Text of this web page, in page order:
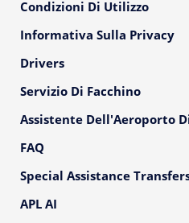
Condizioni Di Utilizzo
Informativa Sulla Privacy
Drivers
Servizio Di Facchino
Assistente Dell'Aeroporto
FAQ
Special Assistance
APL AI